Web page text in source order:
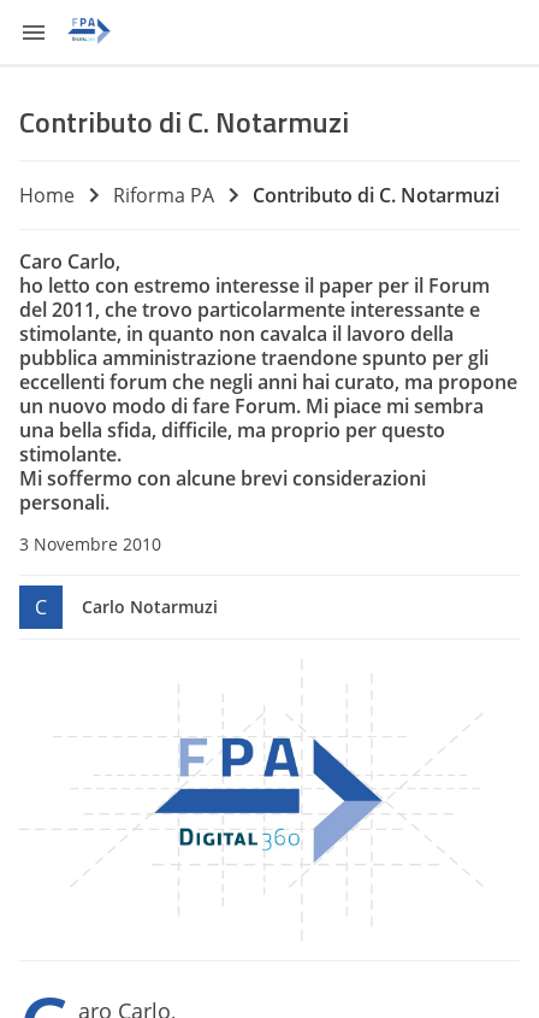
Contributo di C. Notarmuzi
Home Riforma PA Contributo di C. Notarmuzi
Caro Carlo,
ho letto con estremo interesse il paper per il Forum
del 2011, che trovo particolarmente interessante e
stimolante, in quanto non cavalca il lavoro della
pubblica amministrazione traendone spunto per gli
eccellenti forum che negli anni hai curato, ma propone
un nuovo modo di fare Forum. Mi piace mi sembra
una bella sfida, difficile, ma proprio per questo
stimolante.
Mi soffermo con alcune brevi considerazioni
personali.
3 Novembre 2010
C Carlo Notarmuzi
aro Carlo,